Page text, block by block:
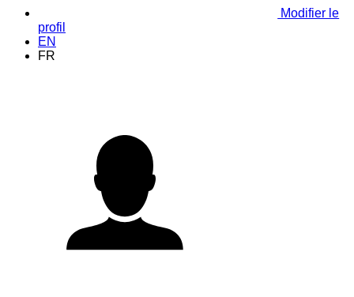
Modifier le
profil
EN
FR